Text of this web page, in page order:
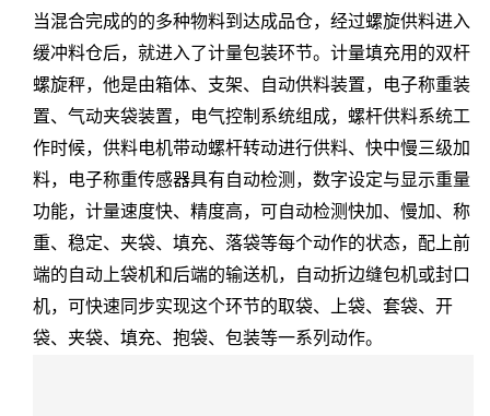
当混合完成的的多种物料到达成品仓，经过螺旋供料进入
缓冲料仓后，就进入了计量包装环节。计量填充用的双杆
螺旋秤，他是由箱体、支架、自动供料装置，电子称重装
置、气动夹袋装置，电气控制系统组成，螺杆供料系统工
作时候，供料电机带动螺杆转动进行供料、快中慢三级加
料，电子称重传感器具有自动检测，数字设定与显示重量
功能，计量速度快、精度高，可自动检测快加、慢加、称
重、稳定、夹袋、填充、落袋等每个动作的状态，配上前
端的自动上袋机和后端的输送机，自动折边缝包机或封口
机，可快速同步实现这个环节的取袋、上袋、套袋、开
袋、夹袋、填充、抱袋、包装等一系列动作。